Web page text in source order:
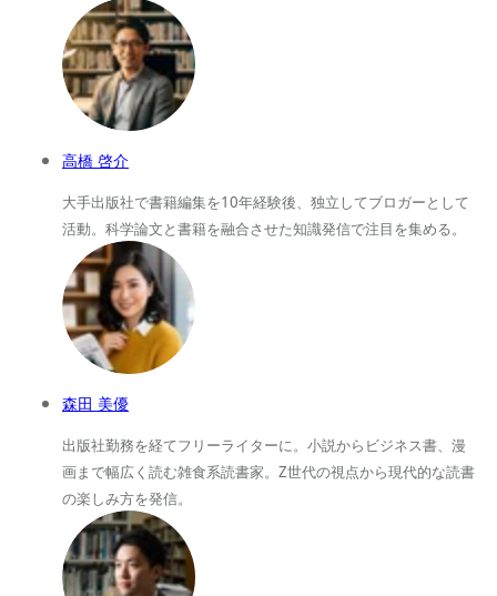
高橋 啓介
大手出版社で書籍編集を10年経験後、独立してブロガーとして
活動。科学論文と書籍を融合させた知識発信で注目を集める。
森田 美優
出版社勤務を経てフリーライターに。小説からビジネス書、漫
画まで幅広く読む雑食系読書家。Z世代の視点から現代的な読書
の楽しみ方を発信。